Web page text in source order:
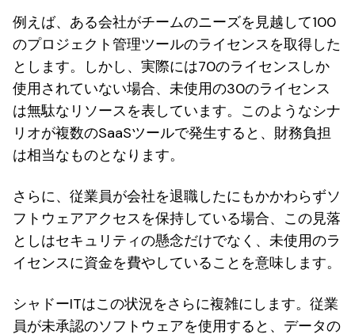
例えば、ある会社がチームのニーズを見越して100
のプロジェクト管理ツールのライセンスを取得した
とします。しかし、実際には70のライセンスしか
使用されていない場合、未使用の30のライセンス
は無駄なリソースを表しています。このようなシナ
リオが複数のSaaSツールで発生すると、財務負担
は相当なものとなります。
さらに、従業員が会社を退職したにもかかわらずソ
フトウェアアクセスを保持している場合、この見落
としはセキュリティの懸念だけでなく、未使用のラ
イセンスに資金を費やしていることを意味します。
シャドーITはこの状況をさらに複雑にします。従業
員が未承認のソフトウェアを使用すると、データの